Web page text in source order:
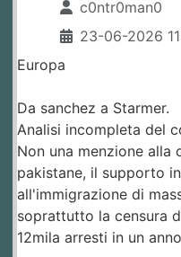
c0ntr0man0
23-06-2026
Europa
Da sanchez a Starmer.
Analisi incompleta del
Non una menzione alla
pakistane, il supporto
all'immigrazione di
soprattutto la censura
12mila arresti in un